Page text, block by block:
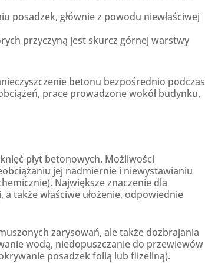
posadzek, głównie z powodu niewłaściwej
przyczyną jest skurcz górnej warstwy
betonu bezpośrednio podczas
prace prowadzone wokół budynku,
płyt betonowych. Możliwości
jej nadmiernie i niewystawianiu
Największe znaczenie dla
także właściwe ułożenie, odpowiednie
zarysowań, ale także dozbrajania
wodą, niedopuszczanie do przewiewów
posadzek folią lub flizeliną).